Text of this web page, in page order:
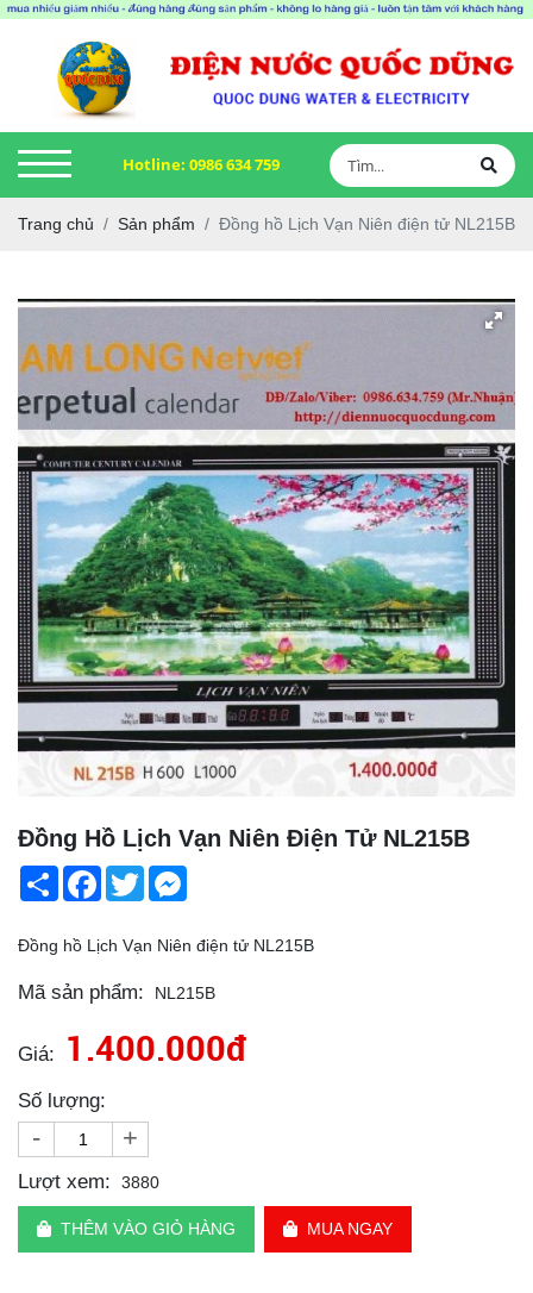
Hotline: 0986 634 759
Trang chủ Sản phẩm Đồng hồ Lịch Vạn Niên điện tử NL215B
Đồng Hồ Lịch Vạn Niên Điện Tử NL215B
Share Facebook
Twitter
Đồng hồ Lịch Vạn Niên điện tử NL215B
Mã sản phẩm: NL215B
Giá: 1.400.000đ
Số lượng:
- +
Lượt xem: 3880
THÊM VÀO GIỎ HÀNG MUA NGAY